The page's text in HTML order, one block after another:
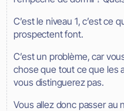
C’est le niveau 1, c’est ce
prospectent font.
C’est un problème, car
chose que tout ce que les
vous distinguerez pas.
Vous allez donc passer au